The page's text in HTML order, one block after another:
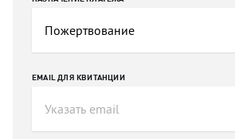
EMAIL ДЛЯ КВИТАНЦИИ